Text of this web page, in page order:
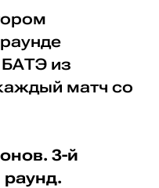
из
матч со
3-й